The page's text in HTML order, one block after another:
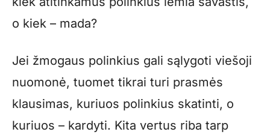
o kiek – mada?
Jei žmogaus polinkius gali sąlygoti viešoji
nuomonė, tuomet tikrai turi prasmės
klausimas, kuriuos polinkius skatinti, o
kuriuos – kardyti. Kita vertus riba tarp